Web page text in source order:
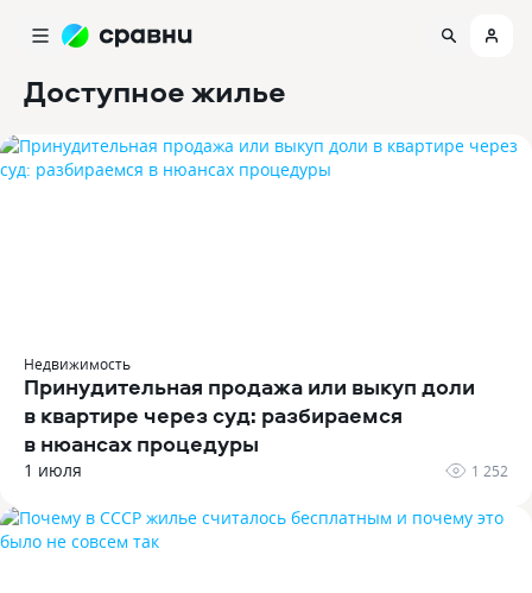
Доступное жилье
Недвижимость
Принудительная продажа или выкуп доли
в квартире через суд: разбираемся
в нюансах процедуры
1 июля 1 252